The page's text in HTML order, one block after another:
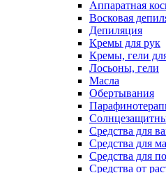
Аппаратная
Восковая
Депиляция
Кремы для рук
Кремы, гели
Лосьоны, гели
Масла
Обертывания
Средства для
Средства для
Средства для
Средства от